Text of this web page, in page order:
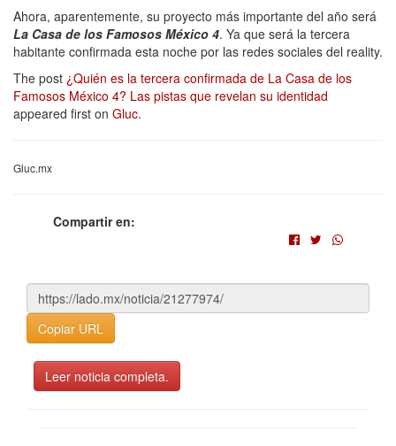
Ahora, aparentemente, su proyecto más importante del año será
La Casa de los Famosos México 4. Ya que será la tercera
habitante confirmada esta noche por las redes sociales del reality.
The post ¿Quién es la tercera confirmada de La Casa de los
Famosos México 4? Las pistas que revelan su identidad
appeared first on Gluc.
Gluc.mx
Compartir en:
Copiar URL
Leer noticia completa.